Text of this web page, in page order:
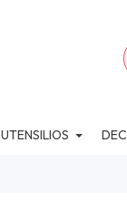
UTENSILIOS